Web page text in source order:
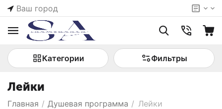
Ваш город
Категории Фильтры
Лейки
Главная / Душевая программа / Лейки